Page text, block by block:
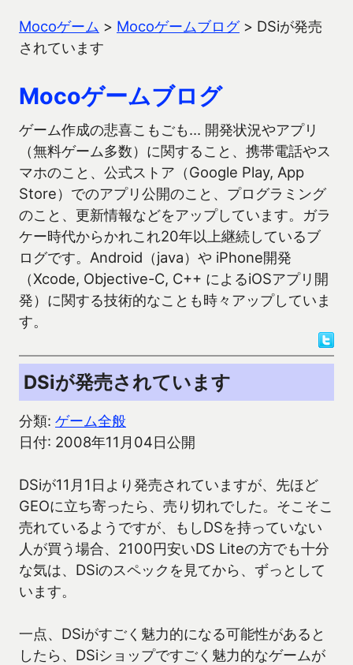
Mocoゲーム > Mocoゲームブログ> DSiが発売
されています
Mocoゲームブログ
ゲーム作成の悲喜こもごも… 開発状況やアプリ
（無料ゲーム多数）に関すること、携帯電話やス
マホのこと、公式ストア（Google Play, App
Store）でのアプリ公開のこと、プログラミング
のこと、更新情報などをアップしています。ガラ
ケー時代からかれこれ20年以上継続しているブ
ログです。Android（java）や iPhone開発
（Xcode, Objective-C, C++ によるiOSアプリ開
発）に関する技術的なことも時々アップしていま
す。
DSiが発売されています
分類: ゲーム全般
日付: 2008年11月04日公開
DSiが11月1日より発売されていますが、先ほど
GEOに立ち寄ったら、売り切れでした。そこそこ
売れているようですが、もしDSを持っていない
人が買う場合、2100円安いDS Liteの方でも十分
な気は、DSiのスペックを見てから、ずっとして
います。
一点、DSiがすごく魅力的になる可能性があると
したら、DSiショップですごく魅力的なゲームが